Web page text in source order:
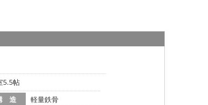
5.5帖
造
軽量鉄骨